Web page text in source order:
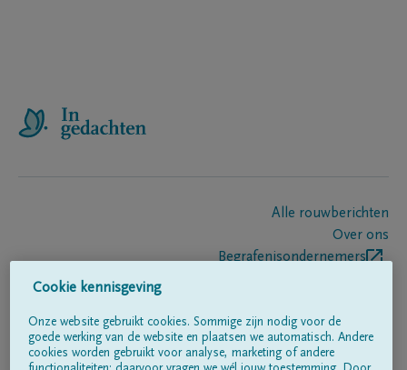
Alle rouwberichten
Over ons
Begrafenisondernemers
Volg ons op
Cookie kennisgeving
Onze website gebruikt cookies. Sommige zijn nodig voor de
goede werking van de website en plaatsen we automatisch. Andere
cookies worden gebruikt voor analyse, marketing of andere